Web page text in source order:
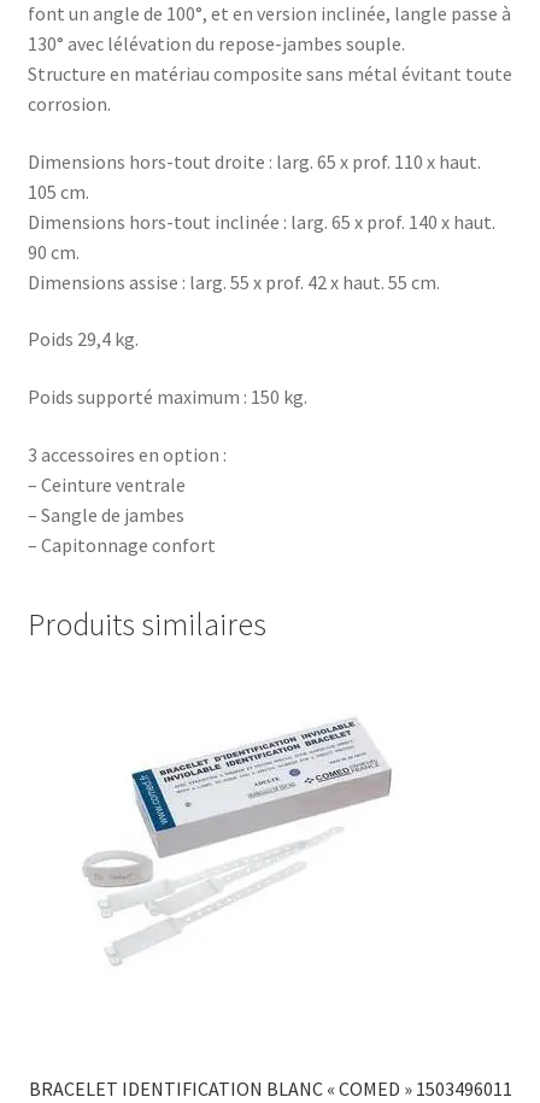
font un angle de 100°, et en version inclinée, langle passe à
130° avec lélévation du repose-jambes souple.
Structure en matériau composite sans métal évitant toute
corrosion.
Dimensions hors-tout droite : larg. 65 x prof. 110 x haut.
105 cm.
Dimensions hors-tout inclinée : larg. 65 x prof. 140 x haut.
90 cm.
Dimensions assise : larg. 55 x prof. 42 x haut. 55 cm.
Poids 29,4 kg.
Poids supporté maximum : 150 kg.
3 accessoires en option :
– Ceinture ventrale
– Sangle de jambes
– Capitonnage confort
Produits similaires
BRACELET IDENTIFICATION BLANC « COMED » 1503496011